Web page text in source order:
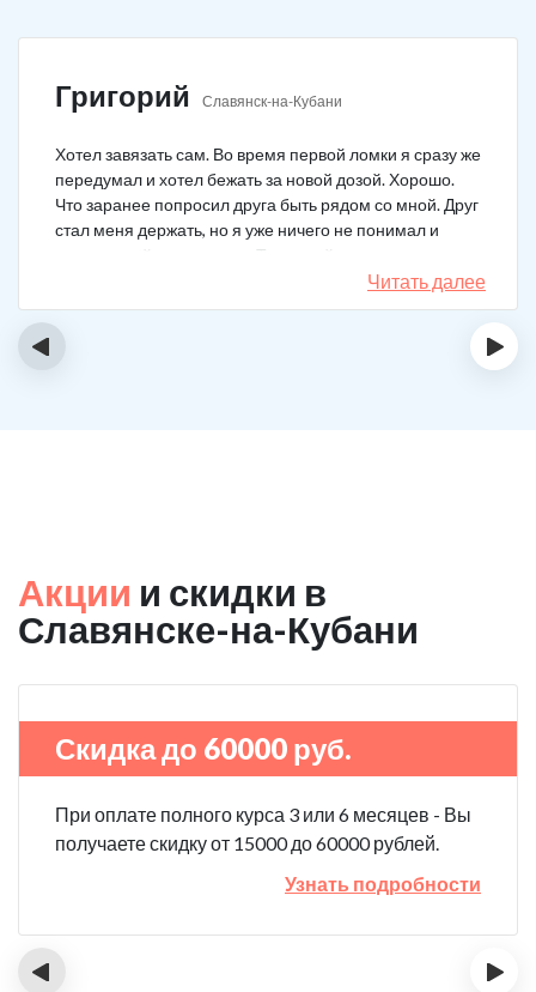
Григорий Славянск-на-Кубани
Хотел завязать сам. Во время первой ломки я сразу же
передумал и хотел бежать за новой дозой. Хорошо.
Что заранее попросил друга быть рядом со мной. Друг
стал меня держать, но я уже ничего не понимал и
начал силой вырываться. Тогда мой товарищ просто
связан меня и позвонил в клинику. На дом приехал
нарколог, мне сделали какую-то капельницу, после
для прохождения курса реабилитации, так я и сделал.
Читать далее
‹ ›
Акции и скидки в
Славянске-на-Кубани
Скидка до 60000 руб.
При оплате полного курса 3 или 6 месяцев - Вы
получаете скидку от 15000 до 60000 рублей.
Узнать подробности
‹ ›